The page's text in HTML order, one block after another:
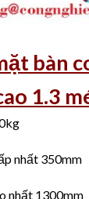
bàn
1.3
nhất 350mm
nhất 1300mm